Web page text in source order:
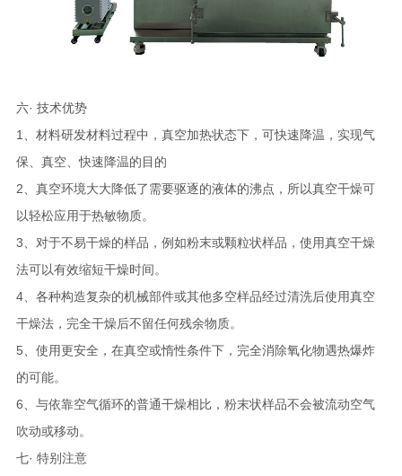
六· 技术优势
1、材料研发材料过程中，真空加热状态下，可快速降温，实现气
保、真空、快速降温的目的
2、真空环境大大降低了需要驱逐的液体的沸点，所以真空干燥可
以轻松应用于热敏物质。
3、对于不易干燥的样品，例如粉末或颗粒状样品，使用真空干燥
法可以有效缩短干燥时间。
4、各种构造复杂的机械部件或其他多空样品经过清洗后使用真空
干燥法，完全干燥后不留任何残余物质。
5、使用更安全，在真空或惰性条件下，完全消除氧化物遇热爆炸
的可能。
6、与依靠空气循环的普通干燥相比，粉末状样品不会被流动空气
吹动或移动。
七· 特别注意